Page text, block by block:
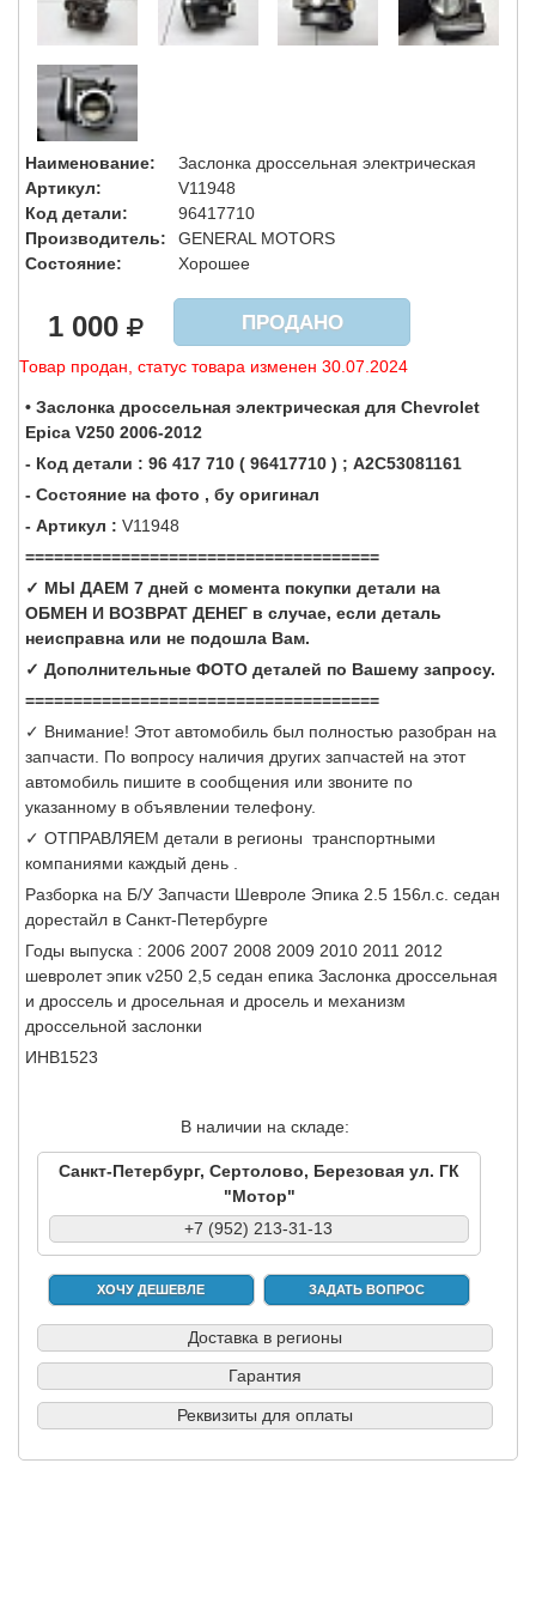
Наименование:
Заслонка дроссельная электрическая
Артикул:
V11948
Код детали:
96417710
Производитель:
GENERAL MOTORS
Состояние:
Хорошее
1 000 ПРОДАНО
Товар продан, статус товара изменен 30.07.2024
• Заслонка дроссельная электрическая для Chevrolet
Epica V250 2006-2012
- Код детали : 96 417 710 ( 96417710 ) ; A2C53081161
- Состояние на фото , бу оригинал
- Артикул : V11948
=====================================
✓ МЫ ДАЕМ 7 дней с момента покупки детали на
ОБМЕН И ВОЗВРАТ ДЕНЕГ в случае, если деталь
неисправна или не подошла Вам.
✓ Дополнительные ФОТО деталей по Вашему запросу.
=====================================
✓ Внимание! Этот автомобиль был полностью разобран на
запчасти. По вопросу наличия других запчастей на этот
автомобиль пишите в сообщения или звоните по
указанному в объявлении телефону.
✓ ОТПРАВЛЯЕМ детали в регионы транспортными
компаниями каждый день .
Разборка на Б/У Запчасти Шевроле Эпика 2.5 156л.с. седан
дорестайл в Санкт-Петербурге
Годы выпуска : 2006 2007 2008 2009 2010 2011 2012
шевролет эпик v250 2,5 седан епика Заслонка дроссельная
и дроссель и дросельная и дросель и механизм
дроссельной заслонки
ИНВ1523
В наличии на складе:
Санкт-Петербург, Сертолово, Березовая ул. ГК
"Мотор"
+7 (952) 213-31-13
ХОЧУ ДЕШЕВЛЕ ЗАДАТЬ ВОПРОС
Доставка в регионы
Гарантия
Реквизиты для оплаты